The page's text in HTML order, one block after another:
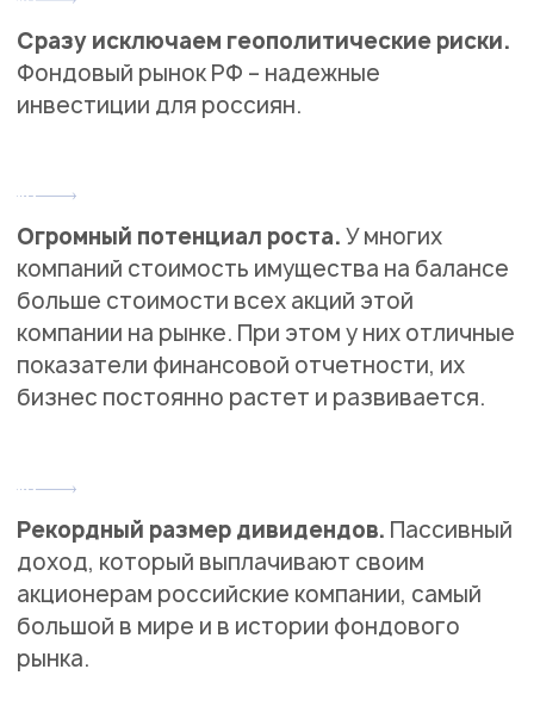
Сразу исключаем геополитические риски.
Фондовый рынок РФ – надежные
инвестиции для россиян.
Огромный потенциал роста.У многих
компаний стоимость имущества на балансе
больше стоимости всех акций этой
компании на рынке. При этом у них отличные
показатели финансовой отчетности, их
бизнес постоянно растет и развивается.
Рекордный размер дивидендов. Пассивный
доход, который выплачивают своим
акционерам российские компании, самый
большой в мире и в истории фондового
рынка.